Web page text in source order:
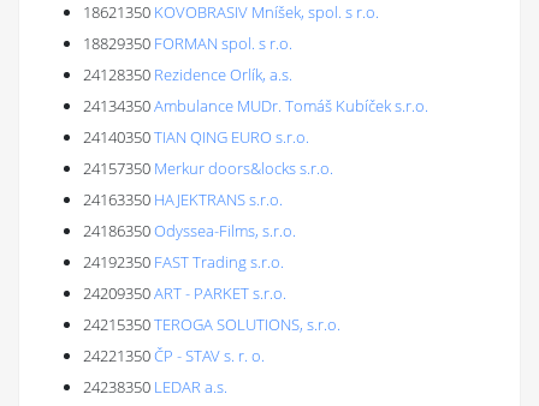
18621350 KOVOBRASIV Mníšek, spol. s r.o.
18829350 FORMAN spol. s r.o.
24128350 Rezidence Orlík, a.s.
24134350Ambulance MUDr. Tomáš Kubíček s.r.o.
24140350TIAN QING EURO s.r.o.
24157350 Merkur doors&locks s.r.o.
24163350 HAJEKTRANS s.r.o.
24186350Odyssea-Films, s.r.o.
24192350 FAST Trading s.r.o.
24209350ART - PARKET s.r.o.
24215350TEROGA SOLUTIONS, s.r.o.
24221350ČP - STAV s. r. o.
24238350 LEDAR a.s.